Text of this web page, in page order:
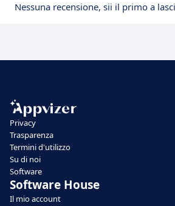
Nessuna recensione, sii il primo a
Privacy
Trasparenza
Termini d'utilizzo
Su di noi
Software
Software House
Il mio account